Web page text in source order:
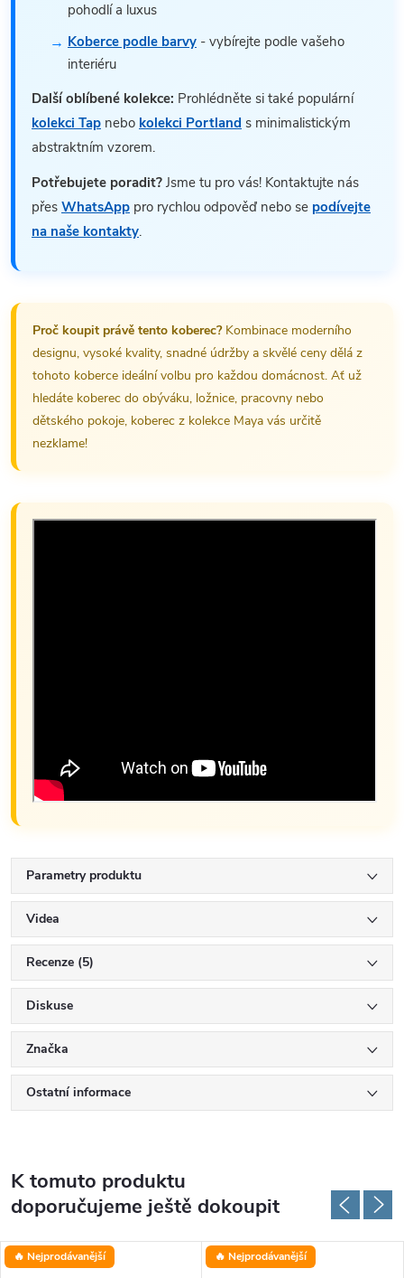
pohodlí a luxus
Koberce podle barvy - vybírejte podle vašeho
interiéru
Další oblíbené kolekce: Prohlédněte si také populární
kolekci Tap nebo kolekci Portland s minimalistickým
abstraktním vzorem.
Potřebujete poradit? Jsme tu pro vás! Kontaktujte nás
přes WhatsApp pro rychlou odpověď nebo se podívejte
na naše kontakty.
Proč koupit právě tento koberec?Kombinace moderního
designu, vysoké kvality, snadné údržby a skvělé ceny dělá z
tohoto koberce ideální volbu pro každou domácnost. Ať už
hledáte koberec do obýváku, ložnice, pracovny nebo
dětského pokoje, koberec z kolekce Maya vás určitě
nezklame!
Parametry produktu
Videa
Recenze (5)
Diskuse
Značka
Ostatní informace
K tomuto produktu
doporučujeme ještě dokoupit
🔥 Nejprodávanější 🔥 Nejprodávanější